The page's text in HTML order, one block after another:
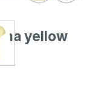
yellow